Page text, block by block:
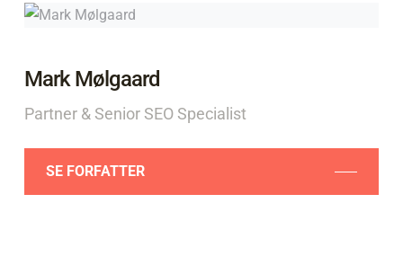
Mark Mølgaard
Partner & Senior SEO Specialist
SE FORFATTER